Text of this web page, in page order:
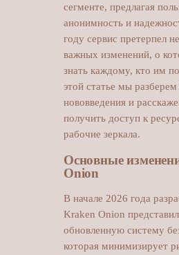
сегменте, предлагая
анонимность и
году сервис претерпел
важных изменений, о
знать каждому, кто им
этой статье мы
нововведения и
получить доступ к
рабочие зеркала.
Основные
Onion
В начале 2026 года
Kraken Onion
обновленную систему
которая минимизирует